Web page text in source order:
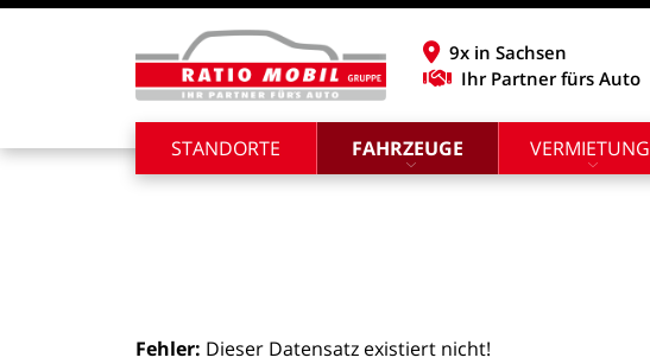
9x in Sachsen
Ihr Partner fürs Auto
STANDORTE FAHRZEUGE VERMIETUNG
Fehler: Dieser Datensatz existiert nicht!